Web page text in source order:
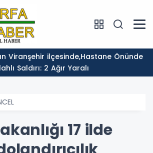
Saldırı: 2 Ağır Yaralı
17 ilde